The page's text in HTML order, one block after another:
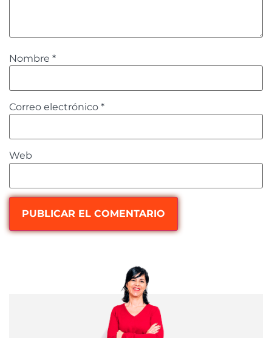
Nombre *
Correo electrónico *
Web